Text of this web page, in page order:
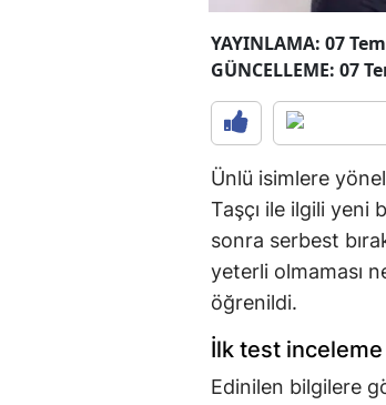
YAYINLAMA: 07
GÜNCELLEME: 07
Ünlü isimlere
Taşçı ile ilgili yeni
sonra serbest
yeterli olmaması
öğrenildi.
İlk test
Edinilen bilgilere